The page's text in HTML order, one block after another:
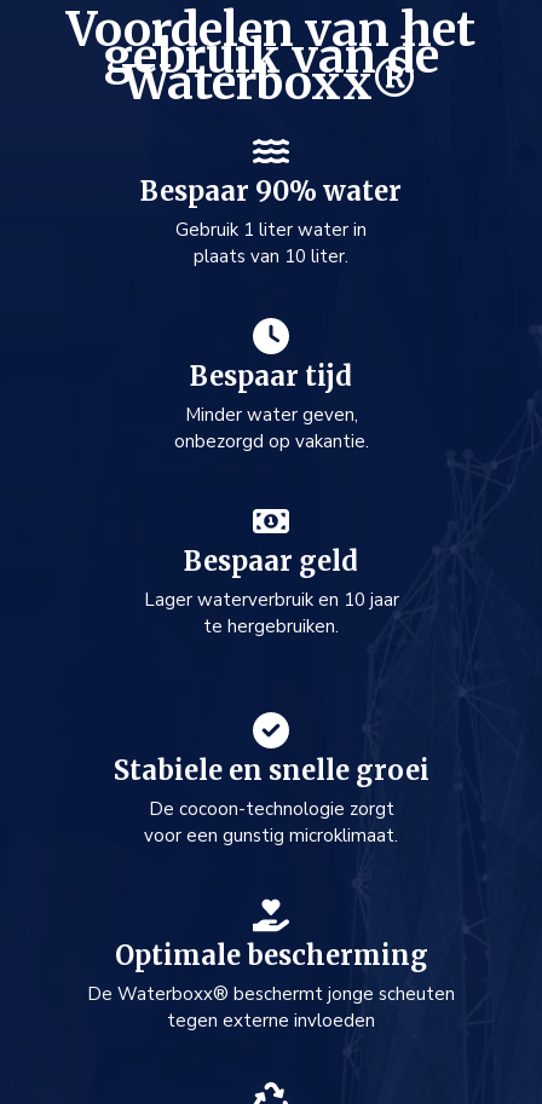
Voordelen van het
gebruik van de
Waterboxx®
Bespaar 90% water
Gebruik 1 liter water in
plaats van 10 liter.
Bespaar tijd
Minder water geven,
onbezorgd op vakantie.
Bespaar geld
Lager waterverbruik en 10 jaar
te hergebruiken.
Stabiele en snelle groei
De cocoon-technologie zorgt
voor een gunstig microklimaat.
Optimale bescherming
De Waterboxx® beschermt jonge scheuten
tegen externe invloeden